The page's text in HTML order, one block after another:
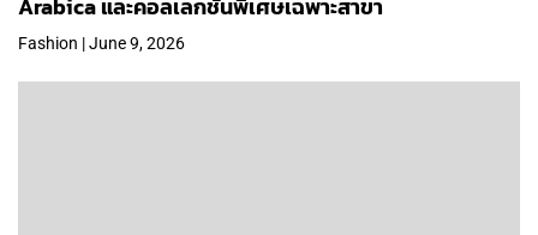
Arabica และคอลเลกชันพิเศษเฉพาะสาขา
Fashion | June 9, 2026